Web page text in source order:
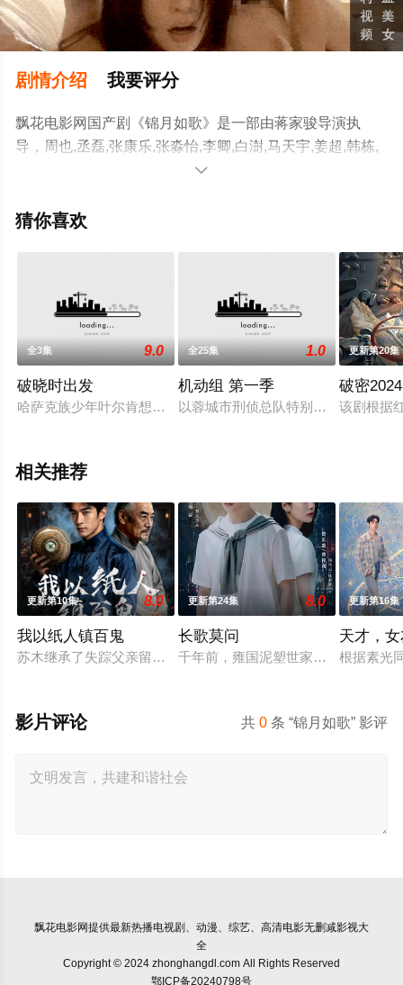
剧情介绍 我要评分
飘花电影网国产剧《锦月如歌》是一部由蒋家骏导演执
导，周也,丞磊,张康乐,张淼怡,李卿,白澍,马天宇,姜超,韩栋,
姜贞羽,孔雪儿,毛晓慧,侯长荣,郑国霖,盛一伦等演员精彩演
机免费观看高清未删减完整版电视剧全集就上飘花影院，

猜你喜欢
全3集 9.0
破晓时出发
哈萨克族少年叶尔肯想要赢得赛马比赛的奖金，帮助姐姐完成
全25集 1.0
机动组 第一季
以蓉城市刑侦总队特别行动小组——
更新第20集
破密2024
该剧根据
相关推荐
更新第10集 8.0
我以纸人镇百鬼
苏木继承了失踪父亲留下的白事馆，本想低调扎纸维生，却因
更新第24集 8.0
长歌莫问
千年前，雍国泥塑世家楚门因进贡的
更新第16集
天才，
根据素光
共0 条 “锦月如歌” 影评
影片评论
飘花电影网提供最新热播电视剧、动漫、综艺、高清电影无删减影视大
全
Copyright © 2024 zhonghangdl.com All Rights Reserved
鄂ICP备20240798号